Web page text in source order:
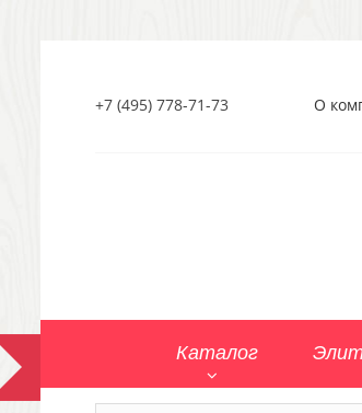
+7 (495) 778-71-73 О
Каталог